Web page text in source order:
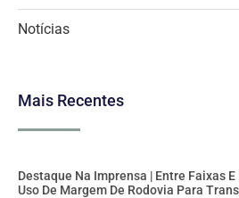
Notícias
Mais Recentes
Destaque Na Imprensa | Entre Faixas
Uso De Margem De Rodovia Para